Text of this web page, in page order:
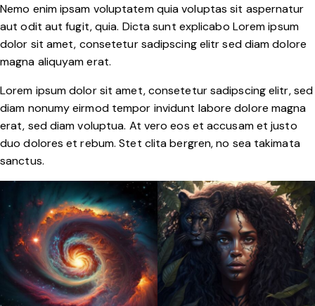
Nemo enim ipsam voluptatem quia voluptas sit aspernatur
aut odit aut fugit, quia. Dicta sunt explicabo Lorem ipsum
dolor sit amet, consetetur sadipscing elitr sed diam dolore
magna aliquyam erat.
Lorem ipsum dolor sit amet, consetetur sadipscing elitr, sed
diam nonumy eirmod tempor invidunt labore dolore magna
erat, sed diam voluptua. At vero eos et accusam et justo
duo dolores et rebum. Stet clita bergren, no sea takimata
sanctus.